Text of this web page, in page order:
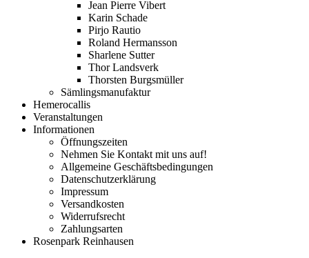
Jean Pierre Vibert
Karin Schade
Pirjo Rautio
Roland Hermansson
Sharlene Sutter
Thor Landsverk
Thorsten Burgsmüller
Sämlingsmanufaktur
Hemerocallis
Veranstaltungen
Informationen
Öffnungszeiten
Nehmen Sie Kontakt mit uns auf!
Allgemeine Geschäftsbedingungen
Datenschutzerklärung
Impressum
Versandkosten
Widerrufsrecht
Zahlungsarten
Rosenpark Reinhausen